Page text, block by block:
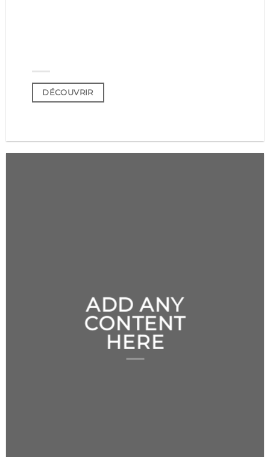
DÉCOUVRIR
ADD ANY
CONTENT
HERE